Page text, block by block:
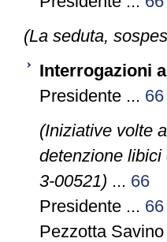
(La seduta,
Interrogazioni
Presidente ... 66
(Iniziative volte
detenzione
3-00521) ... 66
Presidente ... 66
Pezzotta